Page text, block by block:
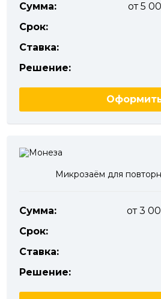
Сумма:
от 5
Срок:
Ставка:
Решение:
Микрозаём для
Сумма:
от 3
Срок:
Ставка:
Решение: